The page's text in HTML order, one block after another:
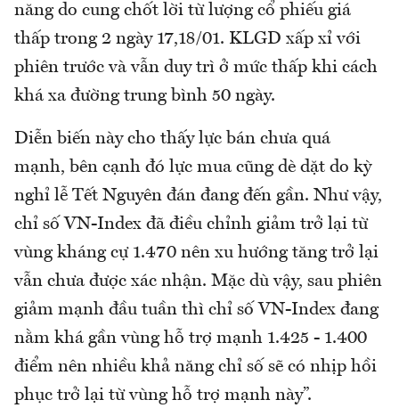
năng do cung chốt lời từ lượng cổ phiếu giá
thấp trong 2 ngày 17,18/01. KLGD xấp xỉ với
phiên trước và vẫn duy trì ở mức thấp khi cách
khá xa đường trung bình 50 ngày.
Diễn biến này cho thấy lực bán chưa quá
mạnh, bên cạnh đó lực mua cũng dè dặt do kỳ
nghỉ lễ Tết Nguyên đán đang đến gần. Như vậy,
chỉ số VN-Index đã điều chỉnh giảm trở lại từ
vùng kháng cự 1.470 nên xu hướng tăng trở lại
vẫn chưa được xác nhận. Mặc dù vậy, sau phiên
giảm mạnh đầu tuần thì chỉ số VN-Index đang
nằm khá gần vùng hỗ trợ mạnh 1.425 - 1.400
điểm nên nhiều khả năng chỉ số sẽ có nhịp hồi
phục trở lại từ vùng hỗ trợ mạnh này”.